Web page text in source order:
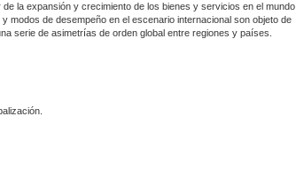
la expansión y crecimiento de los bienes y servicios en el mundo
modos de desempeño en el escenario internacional son objeto de
serie de asimetrías de orden global entre regiones y países.